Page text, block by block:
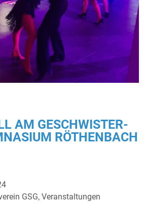
AM GESCHWISTER-
RÖTHENBACH
GSG, Veranstaltungen